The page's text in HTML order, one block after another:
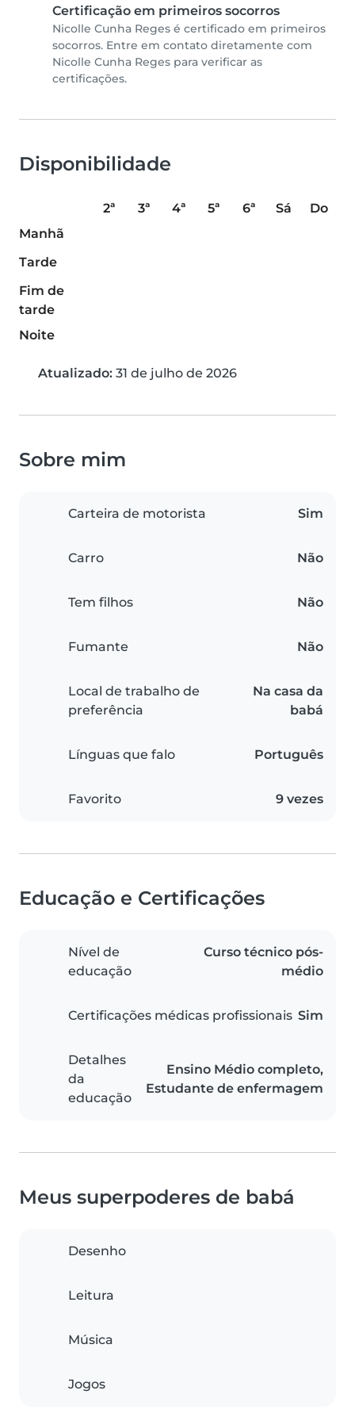
Certificação em primeiros socorros
Nicolle Cunha Reges é certificado em primeiros
socorros. Entre em contato diretamente com
Nicolle Cunha Reges para verificar as
certificações.
Disponibilidade
2ª 3ª 4ª 5ª 6ª Sá
Do
Manhã
Tarde
Fim de
tarde
Noite
Atualizado: 31 de julho de 2026
Sobre mim
Carteira de motorista Sim
Carro Não
Tem filhos Não
Fumante Não
Local de trabalho de
preferência
Na casa da
babá
Línguas que falo Português
Favorito 9 vezes
Educação e Certificações
Nível de
educação
Curso técnico pós-
médio
Certificações médicas profissionais Sim
Detalhes
da
educação
Ensino Médio completo,
Estudante de enfermagem
Meus superpoderes de babá
Desenho
Leitura
Música
Jogos